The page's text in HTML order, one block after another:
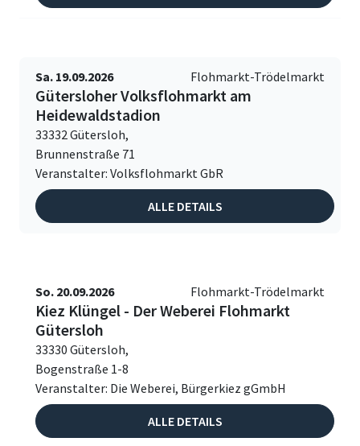
Sa. 19.09.2026 Flohmarkt-Trödelmarkt
Gütersloher Volksflohmarkt am
Heidewaldstadion
33332 Gütersloh,
Brunnenstraße 71
Veranstalter: Volksflohmarkt GbR
ALLE DETAILS
So. 20.09.2026 Flohmarkt-Trödelmarkt
Kiez Klüngel - Der Weberei Flohmarkt
Gütersloh
33330 Gütersloh,
Bogenstraße 1-8
Veranstalter: Die Weberei, Bürgerkiez gGmbH
ALLE DETAILS